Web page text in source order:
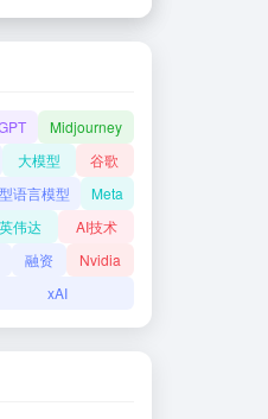
Midjourney
大模型
谷歌
语言模型
Meta
英伟达
AI技术
融资
Nvidia
xAI